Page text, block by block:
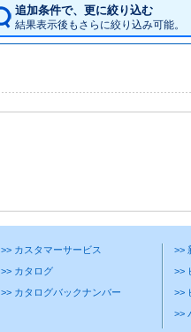
追加条件で、更に絞り込む
結果表示後もさらに絞り込み可能。
>> カスタマーサービス
>> カタログ
>> カタログバックナンバー
>>
>>
>>
>>